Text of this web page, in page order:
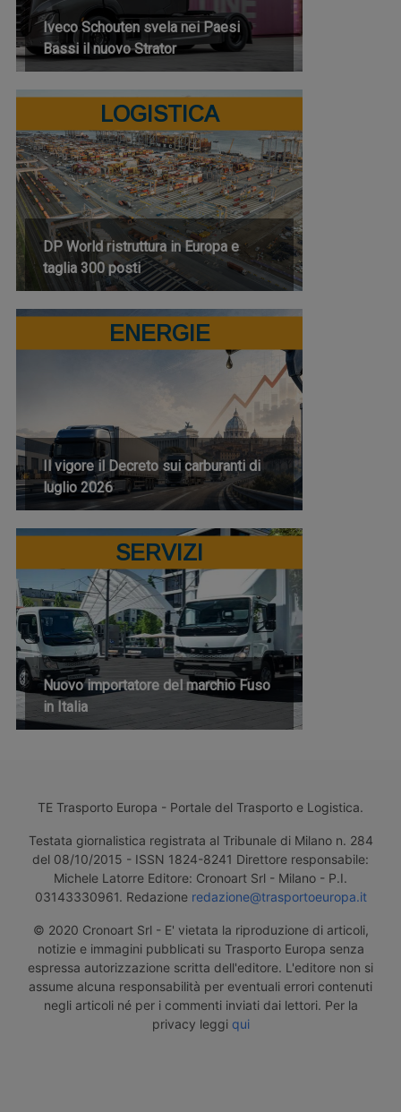
Iveco Schouten svela nei Paesi
Bassi il nuovo Strator
LOGISTICA
DP World ristruttura in Europa e
taglia 300 posti
ENERGIE
Il vigore il Decreto sui carburanti di
luglio 2026
SERVIZI
Nuovo importatore del marchio Fuso
in Italia
TE Trasporto Europa - Portale del Trasporto e Logistica.
Testata giornalistica registrata al Tribunale di Milano n. 284
del 08/10/2015 - ISSN 1824-8241 Direttore responsabile:
Michele Latorre Editore: Cronoart Srl - Milano - P.I.
03143330961. Redazione redazione@trasportoeuropa.it
© 2020 Cronoart Srl - E' vietata la riproduzione di articoli,
notizie e immagini pubblicati su Trasporto Europa senza
espressa autorizzazione scritta dell'editore. L'editore non si
assume alcuna responsabilità per eventuali errori contenuti
negli articoli né per i commenti inviati dai lettori. Per la
privacy leggi qui